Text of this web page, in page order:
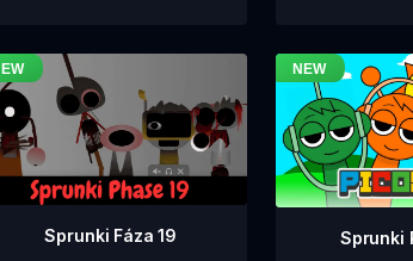
Sprunki Fáza 19 Sprunki